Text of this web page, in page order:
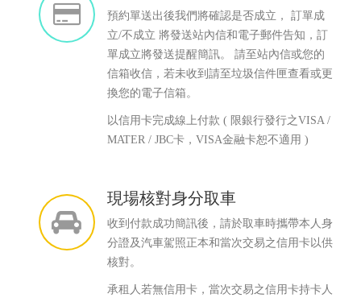
預約單送出後我們將確認是否成立， 訂單成
立/不成立 將發送站內信和電子郵件告知，訂
單成立將發送提醒簡訊。 請至站內信或您的
信箱收信，若未收到請至垃圾信件匣查看或更
換您的電子信箱。
以信用卡完成線上付款 ( 限銀行發行之VISA /
MATER / JBC卡，VISA金融卡恕不適用 )
現場核對身分取車
收到付款成功簡訊後，請於取車時攜帶本人身
分證及汽車駕照正本和當次交易之信用卡以供
核對。
承租人若無信用卡，當次交易之信用卡持卡人